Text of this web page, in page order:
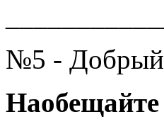
№5 - Добрый
Наобещайте